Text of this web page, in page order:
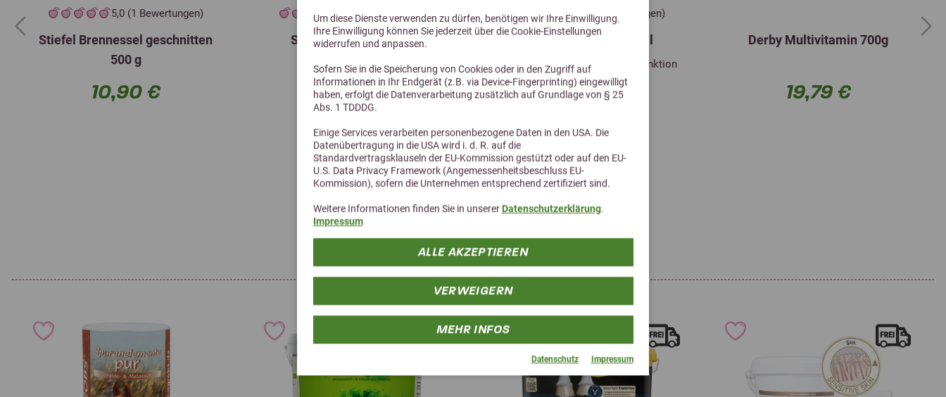
Um diese Dienste verwenden zu dürfen, benötigen wir Ihre Einwilligung.
Ihre Einwilligung können Sie jederzeit über die Cookie-Einstellungen
widerrufen und anpassen.
Sofern Sie in die Speicherung von Cookies oder in den Zugriff auf
Informationen in Ihr Endgerät (z.B. via Device-Fingerprinting) eingewilligt
haben, erfolgt die Datenverarbeitung zusätzlich auf Grundlage von § 25
Abs. 1 TDDDG.
Einige Services verarbeiten personenbezogene Daten in den USA. Die
Datenübertragung in die USA wird i. d. R. auf die
Standardvertragsklauseln der EU-Kommission gestützt oder auf den EU-
U.S. Data Privacy Framework (Angemessenheitsbeschluss EU-
Kommission), sofern die Unternehmen entsprechend zertifiziert sind.
Weitere Informationen finden Sie in unserer Datenschutzerklärung.
Impressum
ALLE AKZEPTIEREN
VERWEIGERN
MEHR INFOS
Datenschutz Impressum
5,0 (1 Bewertungen)
Stiefel Brennessel geschnitten
500 g
10,90 €
4,8 (6 Bewertungen)
Stiefel Weissdorn 500g
Gut für Herz und Kreislauf
11,90 €
5,0 (2 Bewertungen)
Ewalia Darmvitalsaft 1l
Kräutersaft für eine gute Darmfunktion
20,35 €
Derby Multivitamin 700g
19,79 €
Previous Next
Alternative Produkte